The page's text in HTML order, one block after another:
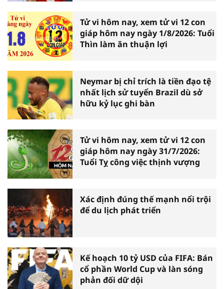
Tử vi hôm nay, xem tử vi 12 con
giáp hôm nay ngày 1/8/2026: Tuổi
Thìn làm ăn thuận lợi
Neymar bị chỉ trích là tiền đạo tệ
nhất lịch sử tuyển Brazil dù sở
hữu kỷ lục ghi bàn
Tử vi hôm nay, xem tử vi 12 con
giáp hôm nay ngày 31/7/2026:
Tuổi Tỵ công việc thịnh vượng
Xác định đúng thế mạnh nổi trội
để du lịch phát triển
Kế hoạch 10 tỷ USD của FIFA: Bán
cổ phần World Cup và làn sóng
phản đối dữ dội